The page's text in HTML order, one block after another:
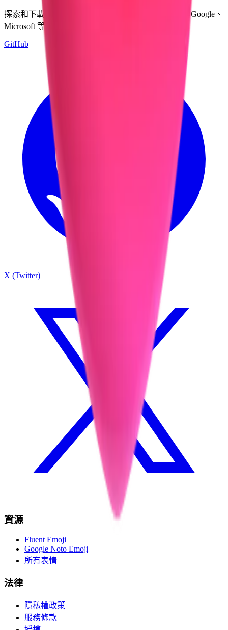
探索和下載來自多個設計系統的表情符號 — Apple、Google、
Microsoft 等，全部集中在一個地方。
GitHub
X (Twitter)
資源
Fluent Emoji
Google Noto Emoji
所有表情
法律
隱私權政策
服務條款